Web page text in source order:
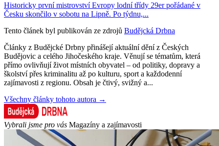
Historicky první mistrovství Evropy lodní třídy 29er pořádané v
Česku skončilo v sobotu na Lipně. Po týdnu,...
Tento článek byl publikován ze zdrojů Budějcká Drbna
Články z Budějcké Drbny přinášejí aktuální dění z Českých
Budějovic a celého Jihočeského kraje. Věnují se tématům, která
přímo ovlivňují život místních obyvatel – od politiky, dopravy a
školství přes kriminalitu až po kulturu, sport a každodenní
zajímavosti z regionu. Obsah je čtivý, svižný a...
Všechny články tohoto autora →
Vybrali jsme pro vás Magazíny a zajímavosti